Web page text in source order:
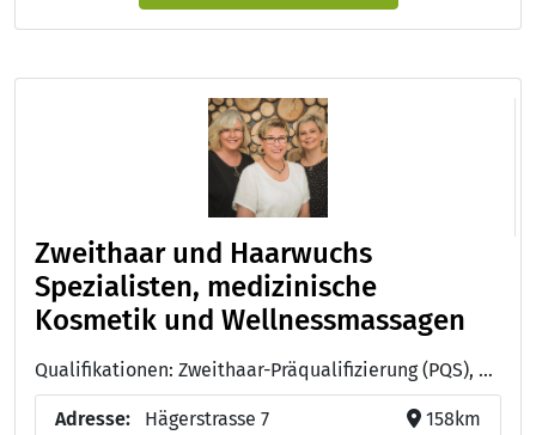
Zweithaar und Haarwuchs
Spezialisten, medizinische
Kosmetik und Wellnessmassagen
Qualifikationen: Zweithaar-Präqualifizierung (PQS), Zweithaar-Präqualifizierung (PQS)
Adresse:
Hägerstrasse 7
158km